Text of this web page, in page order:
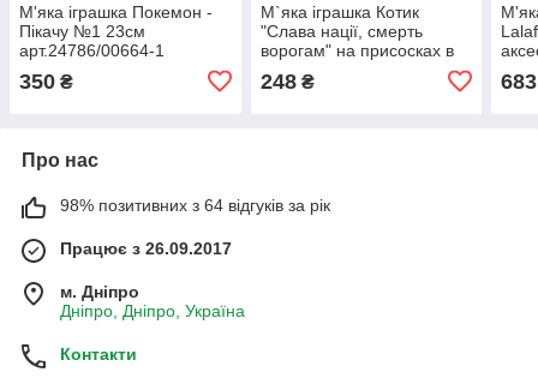
М'яка іграшка Покемон -
Пікачу №1 23см
арт.24786/00664-1
350 ₴
М`яка іграшка Котик
"Слава нації, смерть
ворогам" на присосках в
(00284-149)
248₴
* 15
683
Про нас
98% позитивних з 64 відгуків за рік
Працює з 26.09.2017
м. Дніпро
Дніпро, Дніпро, Україна
Контакти